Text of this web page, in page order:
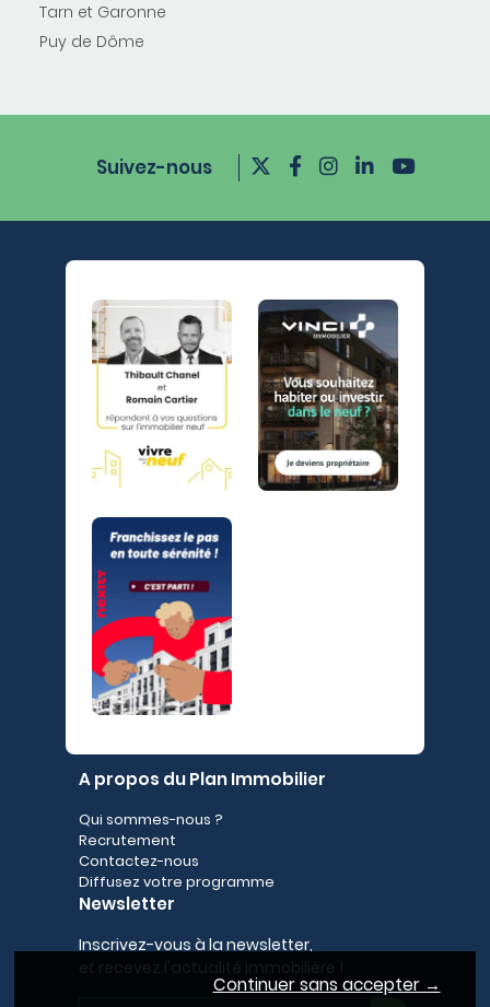
Tarn et Garonne
Puy de Dôme
Suivez-nous
A propos du Plan Immobilier
Qui sommes-nous ?
Recrutement
Contactez-nous
Diffusez votre programme
Newsletter
Inscrivez-vous à la newsletter,
Continuer sans accepter →